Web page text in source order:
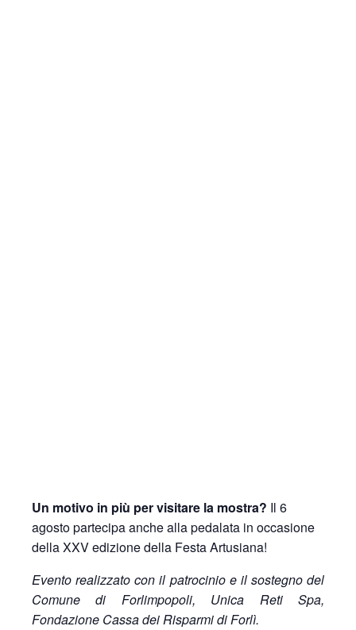
Un motivo in più per visitare la mostra? Il 6
agosto partecipa anche alla pedalata in occasione
della XXV edizione della Festa Artusiana!
Evento realizzato con il patrocinio e il sostegno del
Comune di Forlimpopoli, Unica Reti Spa,
Fondazione Cassa dei Risparmi di Forlì.